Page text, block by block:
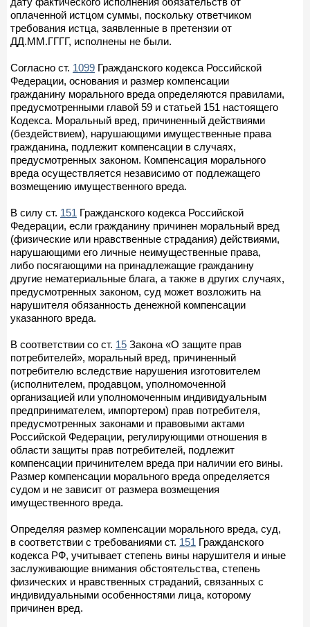
оплаченной истцом суммы, поскольку ответчиком
требования истца, заявленные в претензии от
ДД.ММ.ГГГГ, исполнены не были.
Согласно ст. 1099 Гражданского кодекса Российской
Федерации, основания и размер компенсации
гражданину морального вреда определяются правилами,
предусмотренными главой 59 и статьей 151 настоящего
Кодекса. Моральный вред, причиненный действиями
(бездействием), нарушающими имущественные права
гражданина, подлежит компенсации в случаях,
предусмотренных законом. Компенсация морального
вреда осуществляется независимо от подлежащего
возмещению имущественного вреда.
В силу ст. 151 Гражданского кодекса Российской
Федерации, если гражданину причинен моральный вред
(физические или нравственные страдания) действиями,
нарушающими его личные неимущественные права,
либо посягающими на принадлежащие гражданину
другие нематериальные блага, а также в других случаях,
предусмотренных законом, суд может возложить на
нарушителя обязанность денежной компенсации
указанного вреда.
В соответствии со ст. 15 Закона «О защите прав
потребителей», моральный вред, причиненный
потребителю вследствие нарушения изготовителем
(исполнителем, продавцом, уполномоченной
организацией или уполномоченным индивидуальным
предпринимателем, импортером) прав потребителя,
предусмотренных законами и правовыми актами
Российской Федерации, регулирующими отношения в
области защиты прав потребителей, подлежит
компенсации причинителем вреда при наличии его вины.
Размер компенсации морального вреда определяется
судом и не зависит от размера возмещения
имущественного вреда.
Определяя размер компенсации морального вреда, суд,
в соответствии с требованиями ст. 151 Гражданского
кодекса РФ, учитывает степень вины нарушителя и иные
заслуживающие внимания обстоятельства, степень
физических и нравственных страданий, связанных с
индивидуальными особенностями лица, которому
причинен вред.